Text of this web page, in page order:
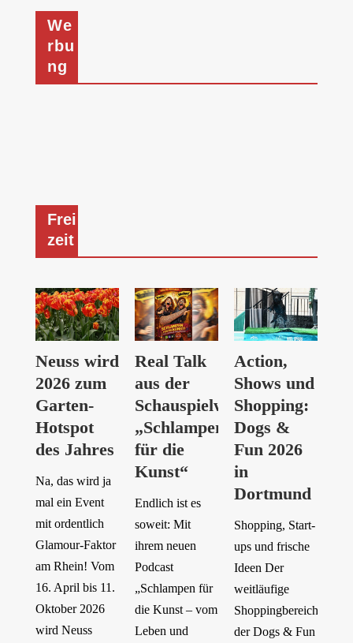
We
rbu
ng
Frei
zeit
Neuss wird
2026 zum
Garten-
Hotspot
des Jahres
Na, das wird ja
mal ein Event
mit ordentlich
Glamour-Faktor
am Rhein! Vom
16. April bis 11.
Oktober 2026
wird Neuss
Real Talk
aus der
Schauspielwelt:
„Schlampen
für die
Kunst“
Endlich ist es
soweit: Mit
ihrem neuen
Podcast
„Schlampen für
die Kunst – vom
Leben und
Action,
Shows und
Shopping:
Dogs &
Fun 2026
in
Dortmund
Shopping, Start-
ups und frische
Ideen Der
weitläufige
Shoppingbereich
der Dogs & Fun